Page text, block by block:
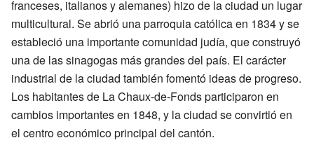
franceses, italianos y alemanes) hizo de la ciudad un lugar
multicultural. Se abrió una parroquia católica en 1834 y se
estableció una importante comunidad judía, que construyó
una de las sinagogas más grandes del país. El carácter
industrial de la ciudad también fomentó ideas de progreso.
Los habitantes de La Chaux-de-Fonds participaron en
cambios importantes en 1848, y la ciudad se convirtió en
el centro económico principal del cantón.